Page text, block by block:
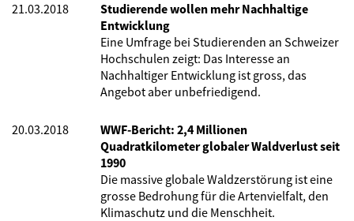
21.03.2018
Studierende wollen mehr Nachhaltige
Entwicklung
Eine Umfrage bei Studierenden an Schweizer
Hochschulen zeigt: Das Interesse an
Nachhaltiger Entwicklung ist gross, das
Angebot aber unbefriedigend.
20.03.2018
WWF-Bericht: 2,4 Millionen
Quadratkilometer globaler Waldverlust seit
1990
Die massive globale Waldzerstörung ist eine
grosse Bedrohung für die Artenvielfalt, den
Klimaschutz und die Menschheit.